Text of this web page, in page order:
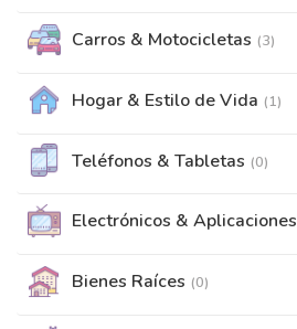
Carros & Motocicletas (3)
Hogar & Estilo de Vida (1)
Teléfonos & Tabletas (0)
Electrónicos & Aplicaciones
Bienes Raíces (0)